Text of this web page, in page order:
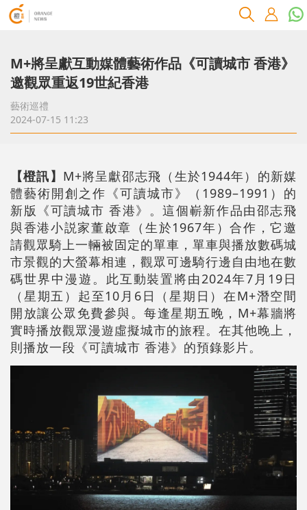
M+將呈獻互動媒體藝術作品《可讀城市 香港》
邀觀眾重返19世紀香港
藝術巡禮
2024-07-15 11:23
【橙訊】 M+將呈獻邵志飛（生於1944年）的新媒
體藝術開創之作《可讀城市》（1989–1991）的
新版《可讀城市 香港》。這個嶄新作品由邵志飛
與香港小説家董啟章（生於1967年）合作，它邀
請觀眾騎上一輛被固定的單車，單車與播放數碼城
市景觀的大螢幕相連，觀眾可邊騎行邊自由地在數
碼世界中漫遊。此互動裝置將由2024年7月19日
（星期五）起至10月6日（星期日）在M+潛空間
開放讓公眾免費參與。每逢星期五晚，M+幕牆將
實時播放觀眾漫遊虛擬城市的旅程。在其他晚上，
則播放一段《可讀城市 香港》的預錄影片。